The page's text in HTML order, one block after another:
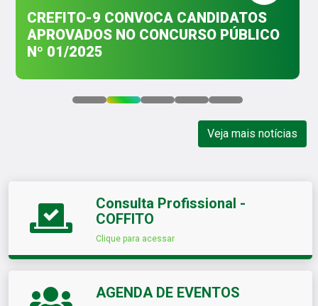
CREFITO-9 CONVOCA CANDIDATOS
APROVADOS NO CONCURSO PÚBLICO
Nº 01/2025
Veja mais notícias
Consulta Profissional -
COFFITO
Clique para acessar
AGENDA DE EVENTOS